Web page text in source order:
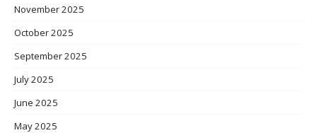
November 2025
October 2025
September 2025
July 2025
June 2025
May 2025